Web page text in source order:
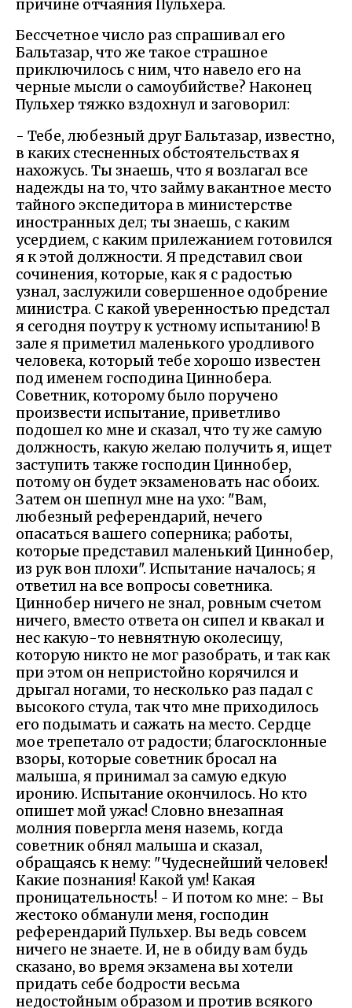
причине отчаяния Пульхера.
Бессчетное число раз спрашивал его
Бальтазар, что же такое страшное
приключилось с ним, что навело его на
черные мысли о самоубийстве? Наконец
Пульхер тяжко вздохнул и заговорил:
- Тебе, любезный друг Бальтазар, известно,
в каких стесненных обстоятельствах я
нахожусь. Ты знаешь, что я возлагал все
надежды на то, что займу вакантное место
тайного экспедитора в министерстве
иностранных дел; ты знаешь, с каким
усердием, с каким прилежанием готовился
я к этой должности. Я представил свои
сочинения, которые, как я с радостью
узнал, заслужили совершенное одобрение
министра. С какой уверенностью предстал
я сегодня поутру к устному испытанию! В
зале я приметил маленького уродливого
человека, который тебе хорошо известен
под именем господина Циннобера.
Советник, которому было поручено
произвести испытание, приветливо
подошел ко мне и сказал, что ту же самую
должность, какую желаю получить я, ищет
заступить также господин Циннобер,
потому он будет экзаменовать нас обоих.
Затем он шепнул мне на ухо: "Вам,
любезный референдарий, нечего
опасаться вашего соперника; работы,
которые представил маленький Циннобер,
из рук вон плохи". Испытание началось; я
ответил на все вопросы советника.
Циннобер ничего не знал, ровным счетом
ничего, вместо ответа он сипел и квакал и
нес какую-то невнятную околесицу,
которую никто не мог разобрать, и так как
при этом он непристойно корячился и
дрыгал ногами, то несколько раз падал с
высокого стула, так что мне приходилось
его подымать и сажать на место. Сердце
мое трепетало от радости; благосклонные
взоры, которые советник бросал на
малыша, я принимал за самую едкую
иронию. Испытание окончилось. Но кто
опишет мой ужас! Словно внезапная
молния повергла меня наземь, когда
советник обнял малыша и сказал,
обращаясь к нему: "Чудеснейший человек!
Какие познания! Какой ум! Какая
проницательность! - И потом ко мне: - Вы
жестоко обманули меня, господин
референдарий Пульхер. Вы ведь совсем
ничего не знаете. И, не в обиду вам будь
сказано, во время экзамена вы хотели
придать себе бодрости весьма
недостойным образом и против всякого